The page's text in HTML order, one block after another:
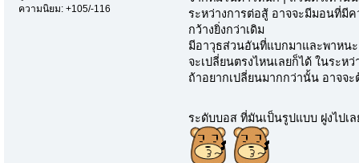
ความนิยม: +105/-116
ระหว่างการต่อสู้ อาจจะมีมอนที่มี
กว้างยิ่งกว่าเดิม
มีอาวุธส่วนอันที่แบกมาและพาหน
จะเปลี่ยนตรงไหนเลยก็ได้ ในระ
ถ้าอยากเปลี่ยนมากกว่านั้น อาจจ
ระดับบอส ที่มันเป็นรูปแบบ ฝูงไป